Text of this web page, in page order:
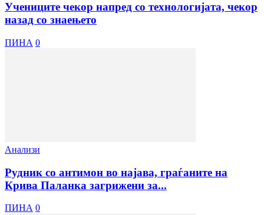
Учениците чекор напред со технологијата, чекор
назад со знаењето
ПИНА 0
Анализи
Рудник со антимон во најава, граѓаните на
Крива Паланка загрижени за...
ПИНА 0